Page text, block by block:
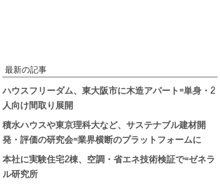
最新の記事
ハウスフリーダム、東大阪市に木造アパート=単身・2
人向け間取り展開
積水ハウスや東京理科大など、サステナブル建材開
発・評価の研究会=業界横断のプラットフォームに
本社に実験住宅2棟、空調・省エネ技術検証で=ゼネラ
ル研究所